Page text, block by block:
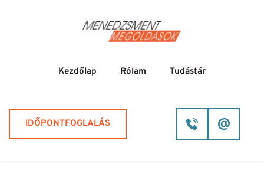
Kezdőlap Rólam Tudástár
IDŐPONTFOGLALÁS